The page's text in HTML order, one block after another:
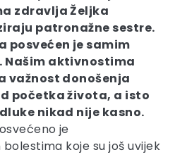
zdravlja Željka
patronažne sestre.
posvećen je samim
Našim aktivnostima
važnost donošenja
početka života, a isto
nikad nije kasno.
je
koje su još uvijek